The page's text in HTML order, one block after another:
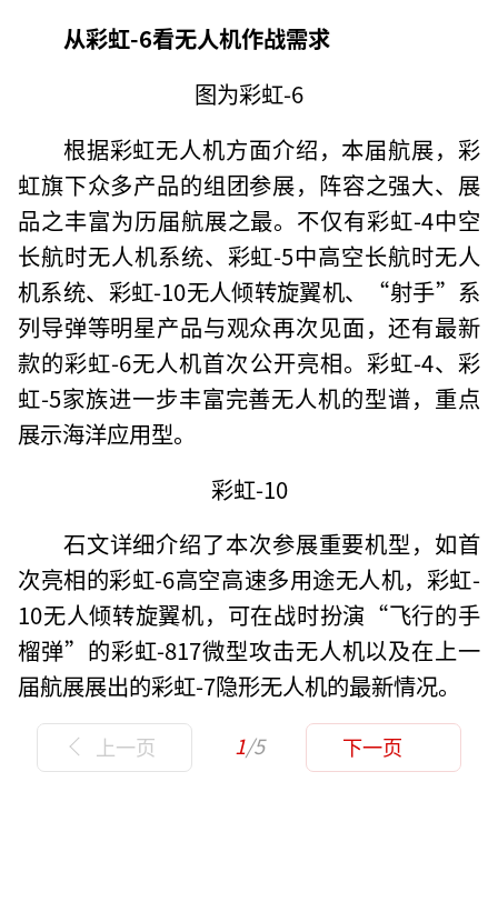
从彩虹-6看无人机作战需求
图为彩虹-6
根据彩虹无人机方面介绍，本届航展，彩
虹旗下众多产品的组团参展，阵容之强大、展
品之丰富为历届航展之最。不仅有彩虹-4中空
长航时无人机系统、彩虹-5中高空长航时无人
机系统、彩虹-10无人倾转旋翼机、“射手”系
列导弹等明星产品与观众再次见面，还有最新
款的彩虹-6无人机首次公开亮相。彩虹-4、彩
虹-5家族进一步丰富完善无人机的型谱，重点
展示海洋应用型。
彩虹-10
石文详细介绍了本次参展重要机型，如首
次亮相的彩虹-6高空高速多用途无人机，彩虹-
10无人倾转旋翼机，可在战时扮演“飞行的手
榴弹”的彩虹-817微型攻击无人机以及在上一
届航展展出的彩虹-7隐形无人机的最新情况。
上一页 1/5 下一页